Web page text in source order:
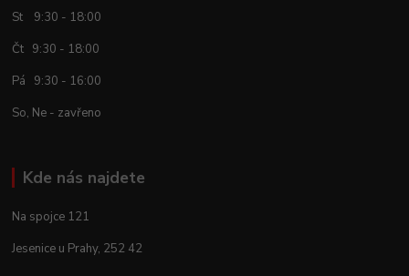
St 9:30 - 18:00
Čt 9:30 - 18:00
Pá 9:30 - 16:00
So, Ne - zavřeno
Kde nás najdete
Na spojce 121
Jesenice u Prahy, 252 42